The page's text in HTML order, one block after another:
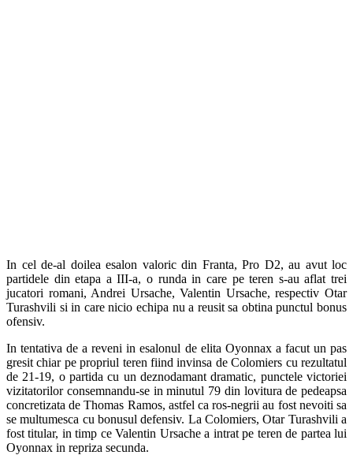
In cel de-al doilea esalon valoric din Franta, Pro D2, au avut loc
partidele din etapa a III-a, o runda in care pe teren s-au aflat trei
jucatori romani, Andrei Ursache, Valentin Ursache, respectiv Otar
Turashvili si in care nicio echipa nu a reusit sa obtina punctul bonus
ofensiv.
In tentativa de a reveni in esalonul de elita Oyonnax a facut un pas
gresit chiar pe propriul teren fiind invinsa de Colomiers cu rezultatul
de 21-19, o partida cu un deznodamant dramatic, punctele victoriei
vizitatorilor consemnandu-se in minutul 79 din lovitura de pedeapsa
concretizata de Thomas Ramos, astfel ca ros-negrii au fost nevoiti sa
se multumesca cu bonusul defensiv. La Colomiers, Otar Turashvili a
fost titular, in timp ce Valentin Ursache a intrat pe teren de partea lui
Oyonnax in repriza secunda.